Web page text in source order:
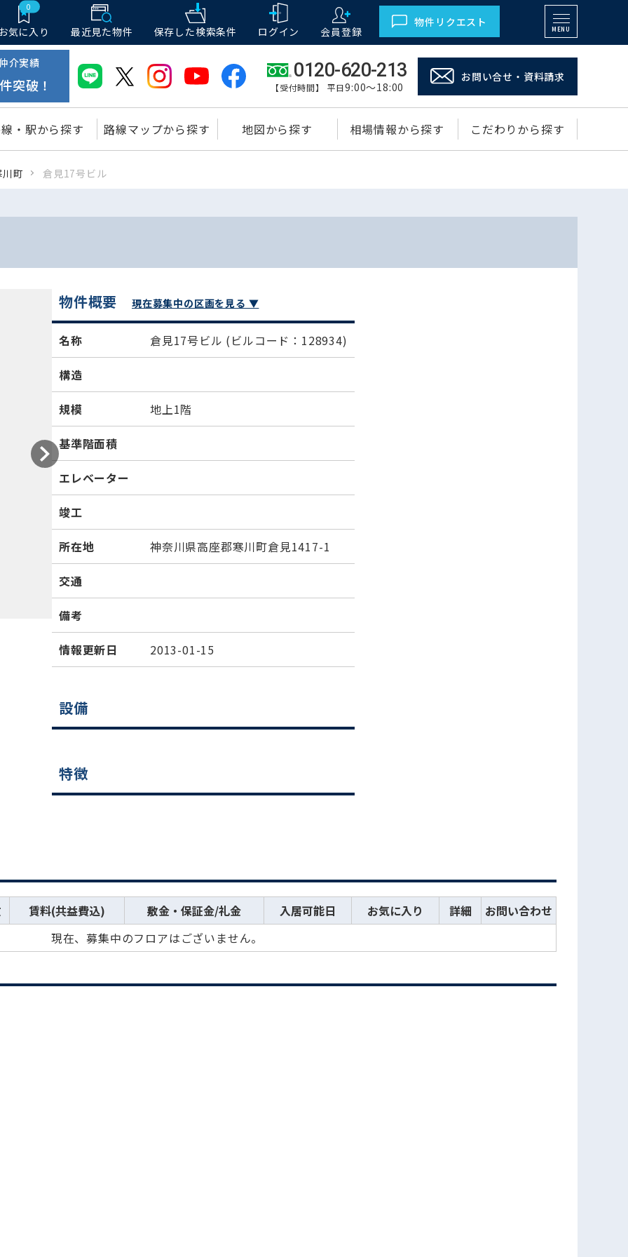
0
気に入り 最近見た物件 保存した検索条件 ログイン 会員登録
物件リクエスト
MENU
介実績
件突破！
0120-620-213
【受付時間】 平日9:00～18:00
お問い合せ・資料請求
・駅から探す 路線マップから探す 地図から探す 相場情報から探す こだわりから探す
町 倉見17号ビル
物件概要 現在募集中の区画を見る ▼
名称 倉見17号ビル (ビルコード：128934)
構造
規模 地上1階
基準階面積
エレベーター
竣工
所在地 神奈川県高座郡寒川町倉見1417-1
交通
備考
情報更新日 2013-01-15
設備
特徴
賃料(共益費込) 敷金・保証金/礼金 入居可能日 お気に入り 詳細
お問い合わせ
現在、募集中のフロアはございません。